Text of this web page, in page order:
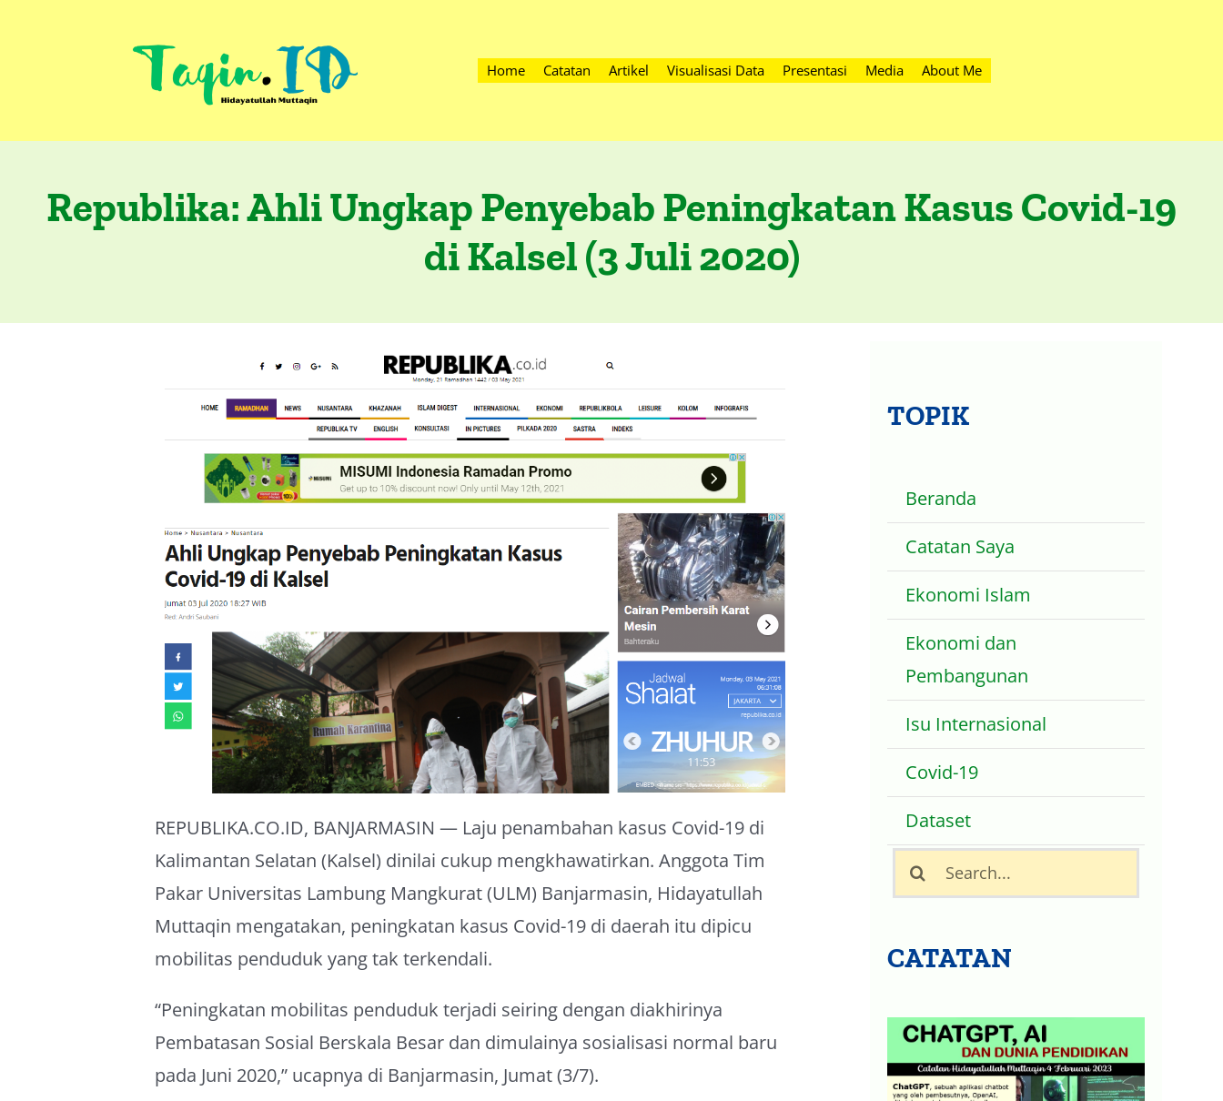
Home Catatan Artikel Visualisasi Data Presentasi Media About Me
Republika: Ahli Ungkap Penyebab Peningkatan Kasus Covid-19
di Kalsel (3 Juli 2020)
REPUBLIKA.CO.ID, BANJARMASIN — Laju penambahan kasus Covid-19 di
Kalimantan Selatan (Kalsel) dinilai cukup mengkhawatirkan. Anggota Tim
Pakar Universitas Lambung Mangkurat (ULM) Banjarmasin, Hidayatullah
Muttaqin mengatakan, peningkatan kasus Covid-19 di daerah itu dipicu
mobilitas penduduk yang tak terkendali.
“Peningkatan mobilitas penduduk terjadi seiring dengan diakhirinya
Pembatasan Sosial Berskala Besar dan dimulainya sosialisasi normal baru
pada Juni 2020,” ucapnya di Banjarmasin, Jumat (3/7).
TOPIK
Beranda
Catatan Saya
Ekonomi Islam
Ekonomi dan
Pembangunan
Isu Internasional
Covid-19
Dataset
Search
for:
CATATAN